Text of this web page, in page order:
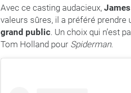
Avec ce casting audacieux,
valeurs sûres, il a préféré prendre
grand public. Un choix qui n’est
Tom Holland pour Spiderman.